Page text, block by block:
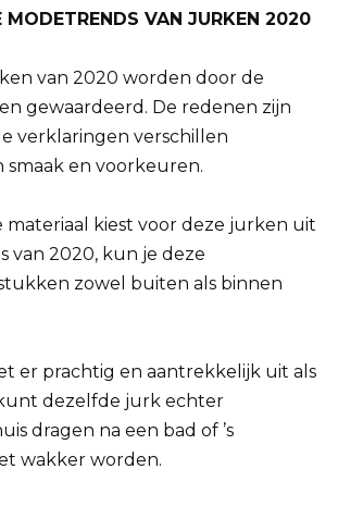
MODETRENDS VAN JURKEN 2020
van 2020 worden door de
gewaardeerd. De redenen zijn
verklaringen verschillen
smaak en voorkeuren.
materiaal kiest voor deze jurken uit
van 2020, kun je deze
zowel buiten als binnen
er prachtig en aantrekkelijk uit als
dezelfde jurk echter
dragen na een bad of ’s
wakker worden.